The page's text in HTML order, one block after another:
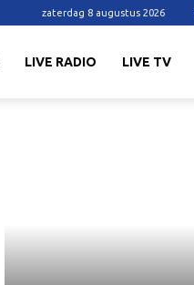
zaterdag 8 augustus 2026
LIVE RADIO LIVE TV